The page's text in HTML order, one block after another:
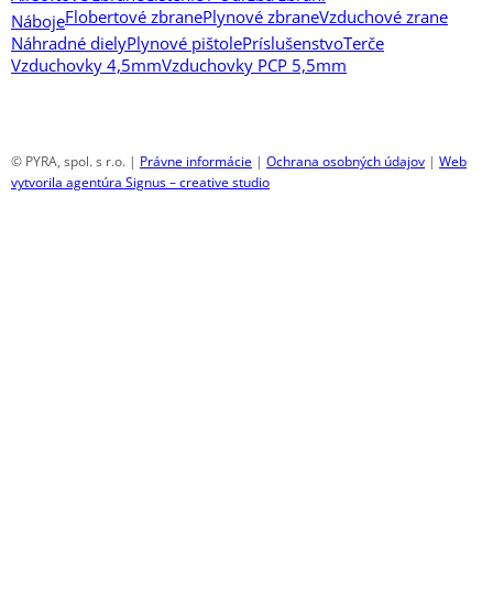
NábojeFlobertové zbranePlynové zbraneVzduchové zrane
Náhradné dielyPlynové pištolePríslušenstvoTerče
Vzduchovky 4,5mmVzduchovky PCP 5,5mm
© PYRA, spol. s r.o. | Právne informácie | Ochrana osobných údajov | Web
vytvorila agentúra Signus – creative studio